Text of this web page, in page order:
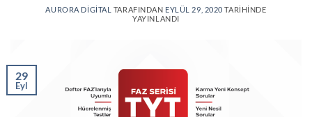
AURORA DIGITAL TARAFINDAN EYLÜL 29, 2020 TARIHINDE
YAYINLANDI
29
Eyl